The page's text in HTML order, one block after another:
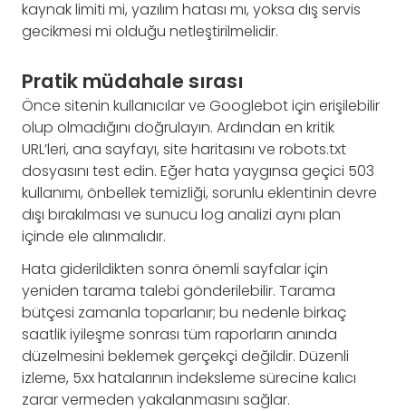
kaynak limiti mi, yazılım hatası mı, yoksa dış servis
gecikmesi mi olduğu netleştirilmelidir.
Pratik müdahale sırası
Önce sitenin kullanıcılar ve Googlebot için erişilebilir
olup olmadığını doğrulayın. Ardından en kritik
URL’leri, ana sayfayı, site haritasını ve robots.txt
dosyasını test edin. Eğer hata yaygınsa geçici 503
kullanımı, önbellek temizliği, sorunlu eklentinin devre
dışı bırakılması ve sunucu log analizi aynı plan
içinde ele alınmalıdır.
Hata giderildikten sonra önemli sayfalar için
yeniden tarama talebi gönderilebilir. Tarama
bütçesi zamanla toparlanır; bu nedenle birkaç
saatlik iyileşme sonrası tüm raporların anında
düzelmesini beklemek gerçekçi değildir. Düzenli
izleme, 5xx hatalarının indeksleme sürecine kalıcı
zarar vermeden yakalanmasını sağlar.